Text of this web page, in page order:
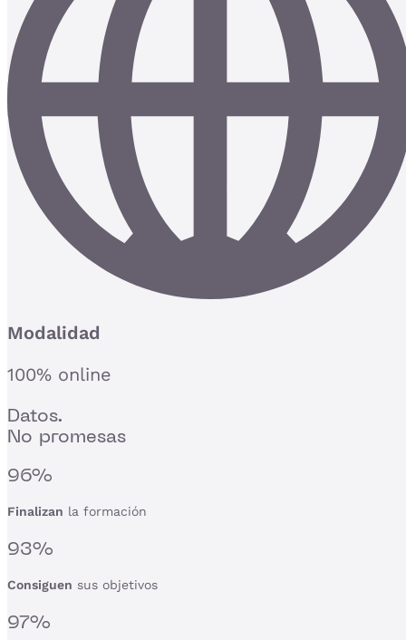
Modalidad
100% online
Datos.
No promesas
96%
Finalizan la formación
93%
Consiguen sus objetivos
97%